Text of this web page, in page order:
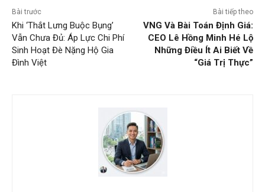
Bài trước
Khi ‘Thắt Lưng Buộc Bụng’
Vẫn Chưa Đủ: Áp Lực Chi Phí
Sinh Hoạt Đè Nặng Hộ Gia
Đình Việt
Bài tiếp theo
VNG Và Bài Toán Định Giá:
CEO Lê Hồng Minh Hé Lộ
Những Điều Ít Ai Biết Về
“Giá Trị Thực”